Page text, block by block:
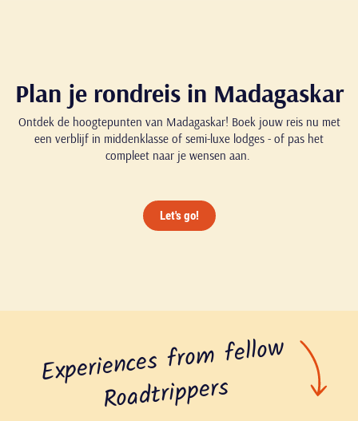
Plan je rondreis in Madagaskar
Ontdek de hoogtepunten van Madagaskar! Boek jouw reis nu met
een verblijf in middenklasse of semi-luxe lodges - of pas het
compleet naar je wensen aan.
Let's go!
Experiences fro
m fello
w
Roadtrippers